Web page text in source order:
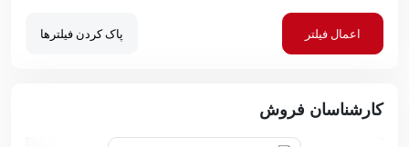
اعمال فیلتر پاک کردن فیلترها
کارشناسان فروش